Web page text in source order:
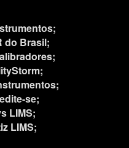
do Brasil;
se;
LIMS;
LIMS;